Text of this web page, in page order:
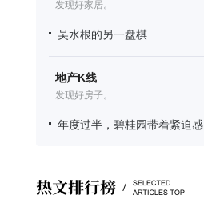
发现好家居。
吴水根的另一盘棋
地产K线
发现好房子。
年度过半，碧桂园带着紧迫感